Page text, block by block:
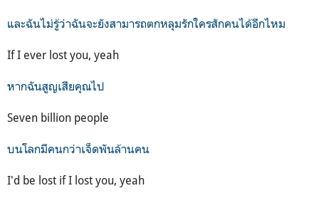
และฉันไม่รู้ว่าฉันจะยังสามารถตกหลุมรักใครสักคนได้อีกไหม
If I ever lost you, yeah
หากฉันสูญเสียคุณไป
Seven billion people
บนโลกมีคนกว่าเจ็ดพันล้านคน
I'd be lost if I lost you, yeah